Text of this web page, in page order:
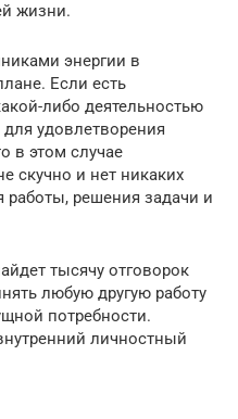
жизни.
энергии в
Если есть
либо деятельностью
для удовлетворения
в этом случае
скучно и нет никаких
работы, решения задачи и
тысячу отговорок
любую другую работу
потребности.
личностный